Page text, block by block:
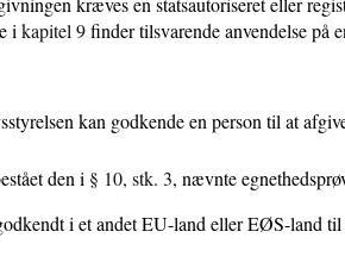
i kapitel 9finder tilsvarende anvendelse på
kan godkende en person til at
den i § 10, stk. 3, nævnte
i et andet EU-land eller EØS-land